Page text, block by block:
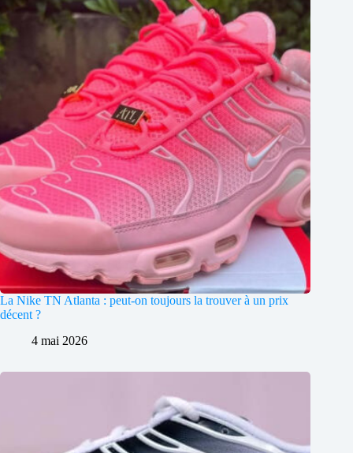
La Nike TN Atlanta : peut-on toujours la trouver à un prix
décent ?
4 mai 2026